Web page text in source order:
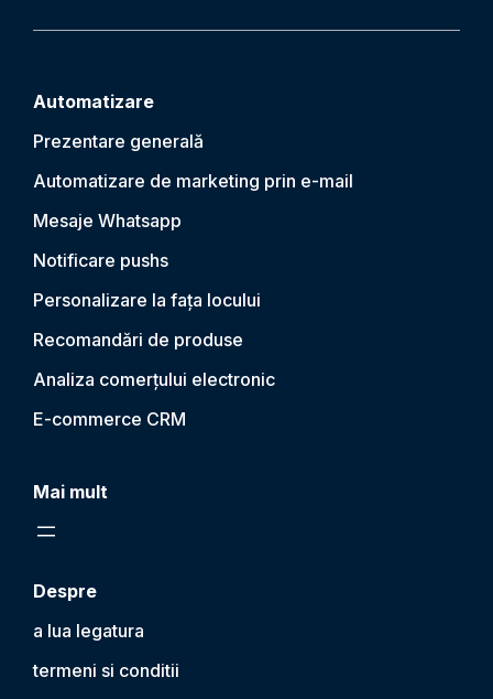
Automatizare
Prezentare generală
Automatizare de marketing prin e-mail
Mesaje Whatsapp
Notificare pushs
Personalizare la fața locului
Recomandări de produse
Analiza comerțului electronic
E-commerce CRM
Mai mult
Despre
a lua legatura
termeni si conditii